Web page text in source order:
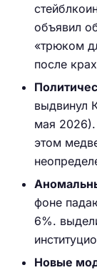
объявил
«трюком
после
выдвинул
мая 2026).
этом
фоне
6%.
Новые